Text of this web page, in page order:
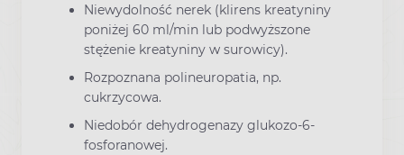
Niewydolność nerek (klirens kreatyniny
poniżej 60 ml/min lub podwyższone
stężenie kreatyniny w surowicy).
Rozpoznana polineuropatia, np.
cukrzycowa.
Niedobór dehydrogenazy glukozo-6-
fosforanowej.